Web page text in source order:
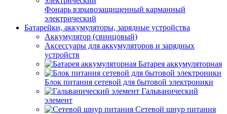
Фонарь взрывозащищенный карманный
электрический
Батарейки, аккумуляторы, зарядные устройства
Аккумулятор (свинцовый)
Аксессуары для аккумуляторов и зарядных
устройств
Батарея аккумуляторная
Блок питания сетевой для бытовой электроники
Гальванический
элемент
Сетевой шнур питания